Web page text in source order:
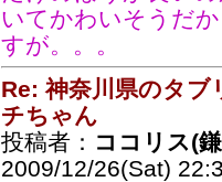
いてかわいそうだ
すが。。。
Re: 神奈川県のタ
チちゃん
投稿者： ココリス(
2009/12/26(Sat)